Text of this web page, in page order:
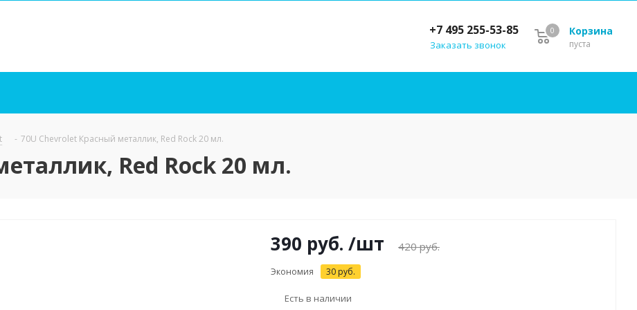
Корзина
пуста
0
+7 495 255-53-85
Заказать звонок
- 70U Chevrolet Красный металлик, Red Rock 20 мл.
Red Rock 20 мл.
390 руб. /шт 420руб.
Экономия 30 руб.
Есть в наличии